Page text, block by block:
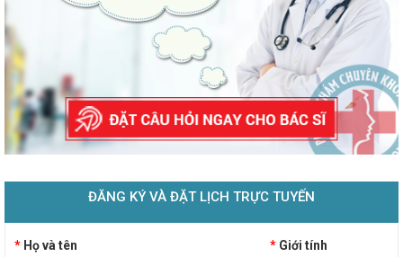
ĐĂNG KÝ VÀ ĐẶT LỊCH TRỰC TUYẾN
* Họ và tên *Giới tính